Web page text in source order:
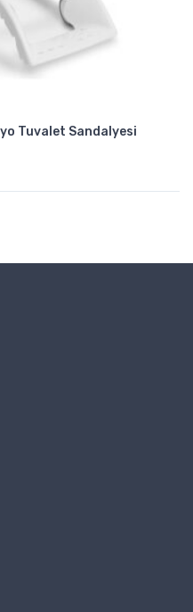
Tuvalet Sandalyesi